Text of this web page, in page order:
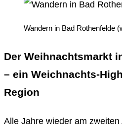
Wandern in Bad Rothenfelde
Der Weihnachtsmarkt
– ein Weichnachts-
Region
Alle Jahre wieder am